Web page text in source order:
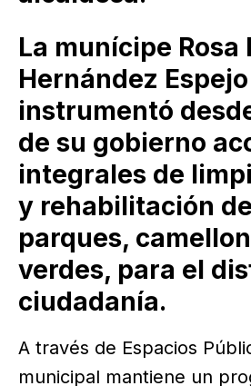
La munícipe Rosa
Hernández Espejo
instrumentó
de su gobierno
integrales de
y rehabilitación
parques,
verdes, para el
ciudadanía.
A través de Espacios
municipal mantiene un